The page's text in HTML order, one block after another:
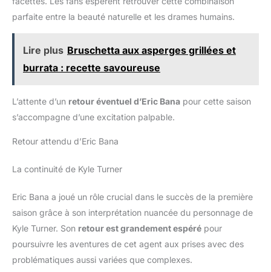
parfaite entre la beauté naturelle et les drames humains.
Lire plus Bruschetta aux asperges grillées et
burrata : recette savoureuse
L’attente d’un retour éventuel d’Eric Bana pour cette saison
s’accompagne d’une excitation palpable.
Retour attendu d’Eric Bana
La continuité de Kyle Turner
Eric Bana a joué un rôle crucial dans le succès de la première
saison grâce à son interprétation nuancée du personnage de
Kyle Turner. Son retour est grandement espéré pour
poursuivre les aventures de cet agent aux prises avec des
problématiques aussi variées que complexes.